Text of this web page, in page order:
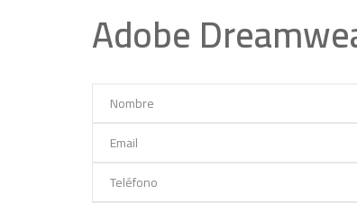
Adobe